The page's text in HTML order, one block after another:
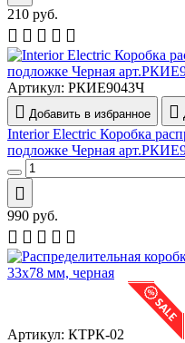
210 руб.
Артикул: РКИЕ9043Ч
Добавить в избранное
Interior Electric Коробка
подложке Черная
990 руб.
Артикул: КТРК-02